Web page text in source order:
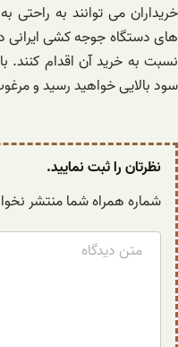
خریداران می توانند به راحتی
های دستگاه جوجه کشی ایرانی
نسبت به خرید آن اقدام کنند.
سود بالایی خواهید رسید و
نظرتان را ثبت نمایید.
شماره همراه شما منتشر